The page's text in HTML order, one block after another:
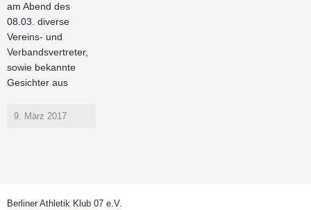
am Abend des
08.03. diverse
Vereins- und
Verbandsvertreter,
sowie bekannte
Gesichter aus
9. März 2017
Berliner Athletik Klub 07 e.V.